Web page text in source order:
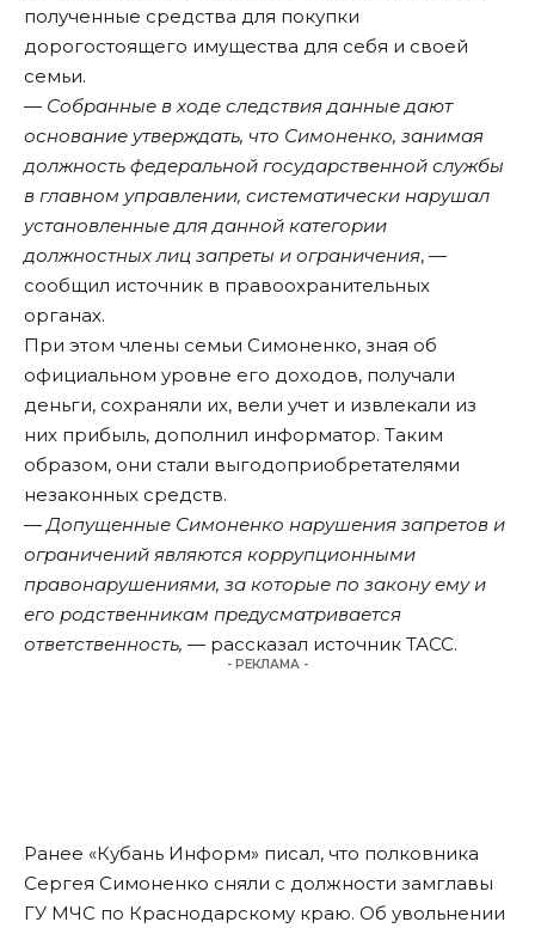
полученные средства для покупки
дорогостоящего имущества для себя и своей
семьи.
— Собранные в ходе следствия данные дают
основание утверждать, что Симоненко, занимая
должность федеральной государственной службы
в главном управлении, систематически нарушал
установленные для данной категории
должностных лиц запреты и ограничения, —
сообщил источник в правоохранительных
органах.
При этом члены семьи Симоненко, зная об
официальном уровне его доходов, получали
деньги, сохраняли их, вели учет и извлекали из
них прибыль, дополнил информатор. Таким
образом, они стали выгодоприобретателями
незаконных средств.
—Допущенные Симоненко нарушения запретов и
ограничений являются коррупционными
правонарушениями, за которые по закону ему и
его родственникам предусматривается
ответственность, — рассказал источник ТАСС.
- РЕКЛАМА -
Ранее «Кубань Информ» писал, что полковника
Сергея Симоненко сняли с должности замглавы
ГУ МЧС по Краснодарскому краю. Об увольнении